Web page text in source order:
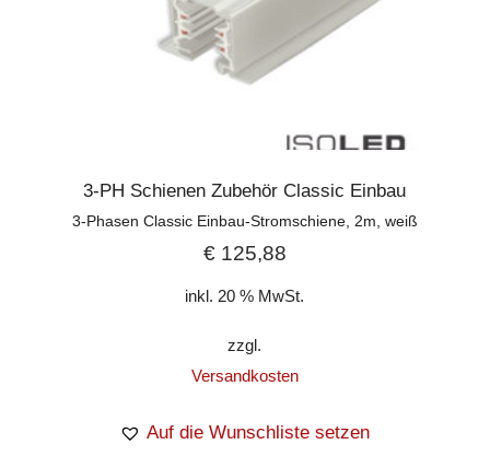
3-PH Schienen Zubehör Classic Einbau
3-Phasen Classic Einbau-Stromschiene, 2m, weiß
€125,88
inkl. 20 % MwSt.
zzgl.
Versandkosten
Auf die Wunschliste setzen